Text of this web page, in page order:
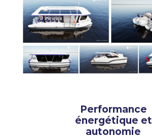
Performance
énergétique et
autonomie